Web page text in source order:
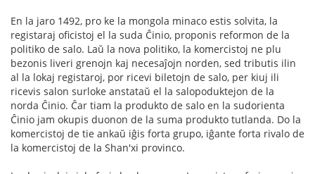
En la jaro 1492, pro ke la mongola minaco estis solvita, la
registaraj oficistoj el la suda Ĉinio, proponis reformon de la
politiko de salo. Laŭ la nova politiko, la komercistoj ne plu
bezonis liveri grenojn kaj necesaĵojn norden, sed tributis ilin
al la lokaj registaroj, por ricevi biletojn de salo, per kiuj ili
ricevis salon surloke anstataŭ el la salopoduktejon de la
norda Ĉinio. Ĉar tiam la produkto de salo en la sudorienta
Ĉinio jam okupis duonon de la suma produkto tutlanda. Do la
komercistoj de tie ankaŭ iĝis forta grupo, iĝante forta rivalo de
la komercistoj de la Shan'xi provinco.